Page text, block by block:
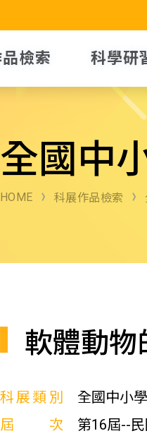
檢索 科學研
全國中
HOME 科展作品檢索
軟體動物
科展類別
全國中小
屆次
第16屆--